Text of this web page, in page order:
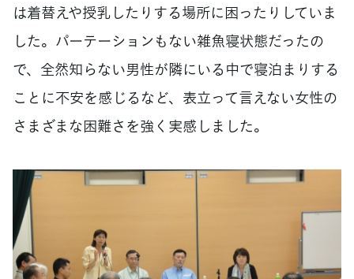
は着替えや授乳したりする場所に困ったりしていま
した。パーテーションもない雑魚寝状態だったの
で、全然知らない男性が隣にいる中で寝泊まりする
ことに不安を感じるなど、表立って言えない女性の
さまざまな困難さを強く実感しました。